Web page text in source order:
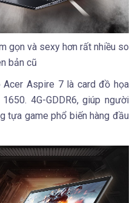
gọn và sexy hơn rất nhiều so
bản cũ
Aspire 7 là card đồ họa
4G-GDDR6, giúp người
tựa game phổ biến hàng đầu